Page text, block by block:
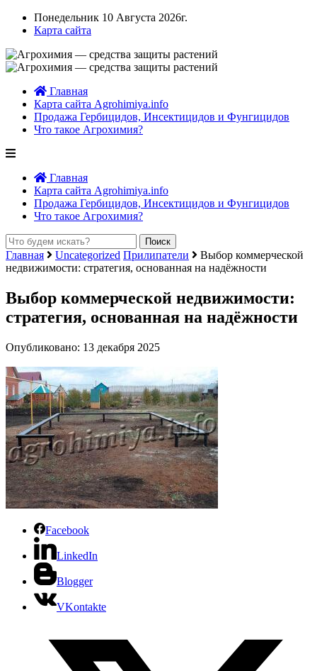
Понедельник 10 Августа 2026г.
Карта сайта
Главная
Карта сайта Agrohimiya.info
Продажа Гербицидов, Инсектицидов и Фунгицидов
Что такое Агрохимия?
Главная
Карта сайта Agrohimiya.info
Продажа Гербицидов, Инсектицидов и Фунгицидов
Что такое Агрохимия?
Главная Uncategorized Прилипатели
Выбор коммерческой
недвижимости: стратегия, основанная на надёжности
Выбор коммерческой недвижимости:
стратегия, основанная на надёжности
Опубликовано: 13 декабря 2025
Facebook
LinkedIn
Blogger
VKontakte